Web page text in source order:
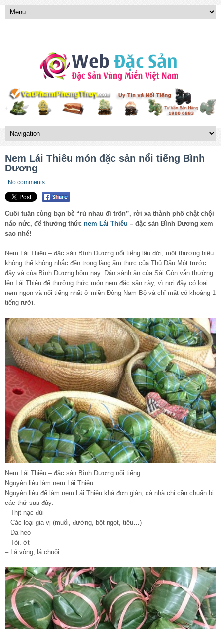
Nem Lái Thiêu món đặc sản nổi tiếng Bình
Dương
No comments
Cuối tuần cùng bạn bè “rủ nhau đi trốn”, rời xa thành phố chật chội
náo nức, để thưởng thức nem Lái Thiêu – đặc sản Bình Dương xem
sao nhé!
Nem Lái Thiêu – đặc sản Bình Dương nổi tiếng lâu đời, một thương hiệu
không thể không nhắc đến trong làng ẩm thực của Thủ Dầu Một trước
đây và của Bình Dương hôm nay. Dân sành ăn của Sài Gòn vẫn thường
lên Lái Thiêu để thưởng thức món nem đặc sản này, vì nơi đây có loại
nem ngon và nổi tiếng nhất ở miền Đông Nam Bộ và chỉ mất có khoảng 1
tiếng rưỡi.
Nem Lái Thiêu – đặc sản Bình Dương nổi tiếng
Nguyên liệu làm nem Lái Thiêu
Nguyên liệu để làm nem Lái Thiêu khá đơn giản, cả nhà chỉ cần chuẩn bị
các thứ sau đây:
– Thịt nạc đùi
– Các loại gia vị (muối, đường, bột ngọt, tiêu…)
– Da heo
– Tỏi, ớt
– Lá vông, lá chuối